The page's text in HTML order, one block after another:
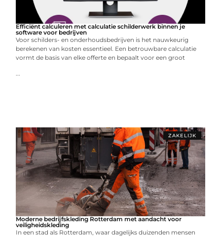
Efficiënt calculeren met calculatie schilderwerk binnen je
software voor bedrijven
Voor schilders- en onderhoudsbedrijven is het nauwkeurig
berekenen van kosten essentieel. Een betrouwbare calculatie
vormt de basis van elke offerte en bepaalt voor een groot
...
ZAKELIJK
Moderne bedrijfskleding Rotterdam met aandacht voor
veiligheidskleding
In een stad als Rotterdam, waar dagelijks duizenden mensen